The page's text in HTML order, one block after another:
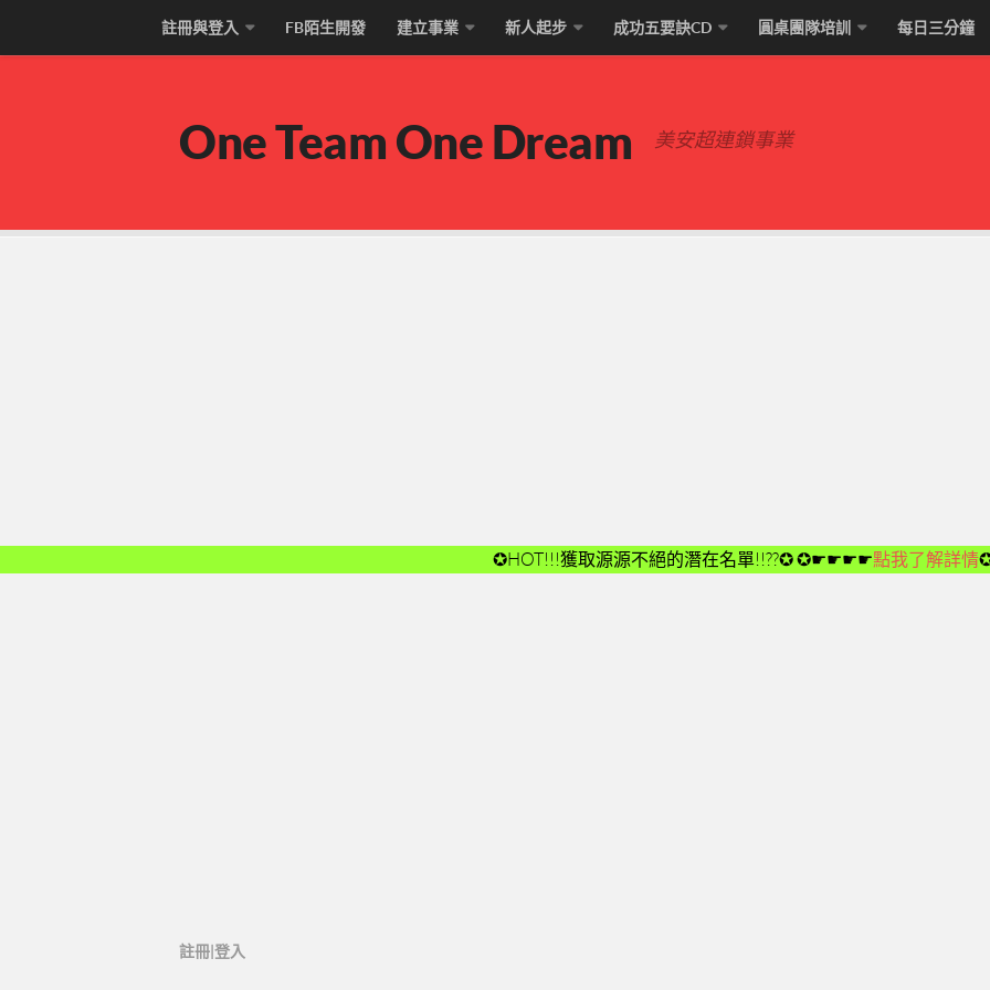
註冊與登入 FB陌生開發 建立事業 新人起步 成功五要訣CD 圓桌團隊培訓 每日三分鐘
One Team One Dream 美安超連鎖事業
✪HOT!!!獲取源源不絕的潛在名單!!??✪✪☛☛☛☛點我了解詳情
註冊|登入